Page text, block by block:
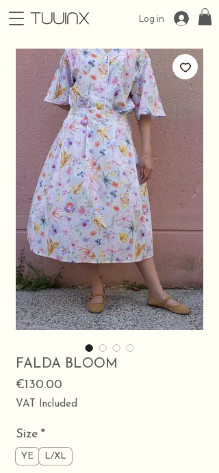
Log in
FALDA BLOOM
€130.00
VAT Included
Size *
YE L/XL